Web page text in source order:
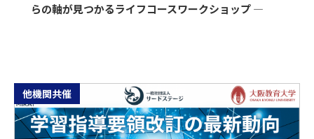
らの軸が見つかるライフコースワークショップ ―
他機関共催